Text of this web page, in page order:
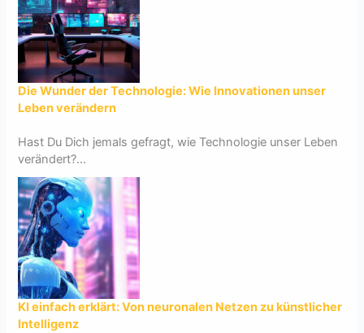
Die Wunder der Technologie: Wie Innovationen unser
Leben verändern
Hast Du Dich jemals gefragt, wie Technologie unser Leben
verändert?...
KI einfach erklärt: Von neuronalen Netzen zu künstlicher
Intelligenz